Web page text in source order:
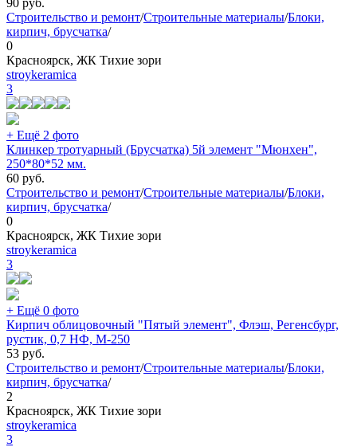
Строительство и ремонт/Строительные материалы/Блоки,
кирпич, брусчатка/
0
Красноярск, ЖК Тихие зори
stroykeramica
3
+ Ещё 2 фото
Клинкер тротуарный (Брусчатка) 5й элемент "Мюнхен",
250*80*52 мм.
60 руб.
Строительство и ремонт/Строительные материалы/Блоки,
кирпич, брусчатка/
0
Красноярск, ЖК Тихие зори
stroykeramica
3
+ Ещё 0 фото
Кирпич облицовочный "Пятый элемент", Флэш, Регенсбург,
рустик, 0,7 НФ, М-250
53 руб.
Строительство и ремонт/Строительные материалы/Блоки,
кирпич, брусчатка/
2
Красноярск, ЖК Тихие зори
stroykeramica
3